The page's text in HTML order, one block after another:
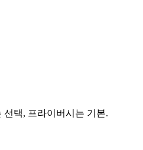
선택, 프라이버시는 기본.